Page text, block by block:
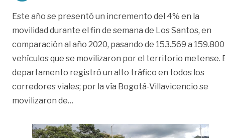
Este año se presentó un incremento del 4% en la
movilidad durante el fin de semana de Los Santos, en
comparación al año 2020, pasando de 153.569 a 159.800
vehículos que se movilizaron por el territorio metense.
departamento registró un alto tráfico en todos los
corredores viales; por la vía Bogotá-Villavicencio se
movilizaron de…